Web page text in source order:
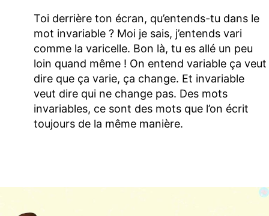
Toi derrière ton écran, qu’entends-tu dans le
mot invariable ? Moi je sais, j’entends vari
comme la varicelle. Bon là, tu es allé un peu
loin quand même ! On entend variable ça veut
dire que ça varie, ça change. Et invariable
veut dire qui ne change pas. Des mots
invariables, ce sont des mots que l’on écrit
toujours de la même manière.